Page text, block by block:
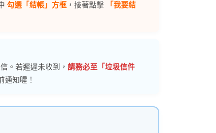
勾選「結帳」方框 ，接著點擊
「我要結
。若遲遲未收到， 請務必至「垃圾信件
通知喔！